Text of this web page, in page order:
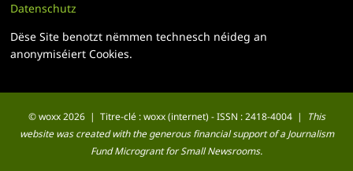
Datenschutz
Dëse Site benotzt nëmmen technesch néideg an
anonymiséiert Cookies.
© woxx 2026 | Titre-clé : woxx (internet) - ISSN : 2418-4004 |
This
website was created with the generous financial support of a Journalism
Fund Microgrant for Small Newsrooms.